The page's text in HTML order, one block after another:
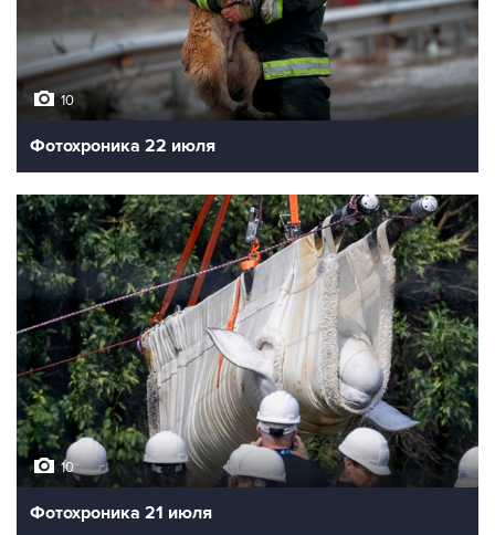
10
Фотохроника 22 июля
10
Фотохроника 21 июля